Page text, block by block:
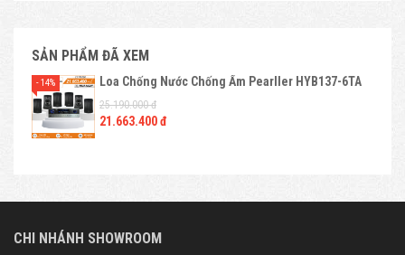
SẢN PHẨM ĐÃ XEM
Loa Chống Nước Chống Ẩm Pearller HYB137-6TA
25.190.000 đ
21.663.400 đ
- 14%
CHI NHÁNH SHOWROOM